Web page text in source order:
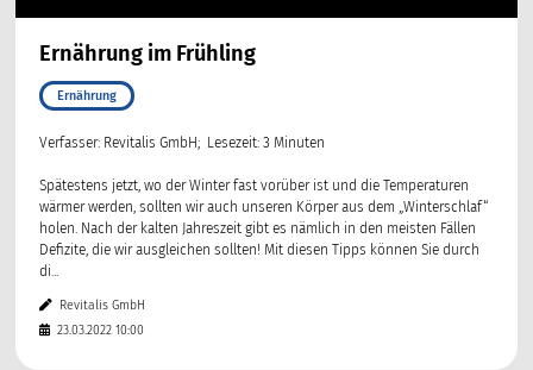
Ernährung im Frühling
Ernährung
Verfasser: Revitalis GmbH; Lesezeit: 3 Minuten
Spätestens jetzt, wo der Winter fast vorüber ist und die Temperaturen
wärmer werden, sollten wir auch unseren Körper aus dem „Winterschlaf“
holen. Nach der kalten Jahreszeit gibt es nämlich in den meisten Fällen
Defizite, die wir ausgleichen sollten! Mit diesen Tipps können Sie durch
di...
Revitalis GmbH
23.03.2022 10:00